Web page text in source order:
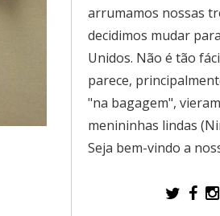
arrumamos nossas
decidimos mudar
Unidos. Não é tão
parece,
"na bagagem",
menininhas lindas
Seja bem-vindo a